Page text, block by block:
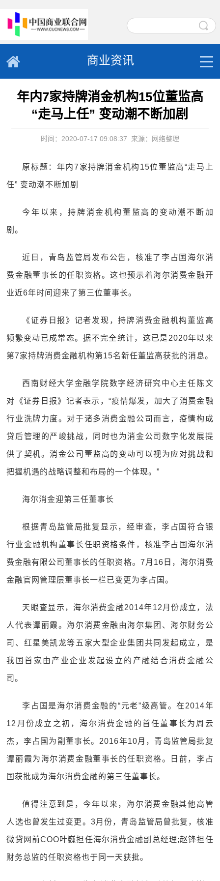
商业资讯
年内7家持牌消金机构15位董监高
“走马上任” 变动潮不断加剧
时间：2020-07-17 09:08:37 来源：网络整理
原标题：年内7家持牌消金机构15位董监高“走马上
任” 变动潮不断加剧
今年以来，持牌消金机构董监高的变动潮不断加
剧。
近日，青岛监管局发布公告，核准了李占国海尔消
费金融董事长的任职资格。这也预示着海尔消费金融开
业近6年时间迎来了第三位董事长。
《证券日报》记者发现，持牌消费金融机构董监高
频繁变动已成常态。据不完全统计，这已是2020年以来
第7家持牌消费金融机构第15名新任董监高获批的消息。
西南财经大学金融学院数字经济研究中心主任陈文
对《证券日报》记者表示，“疫情爆发，加大了消费金融
行业洗牌力度。对于诸多消费金融公司而言，疫情构成
贷后管理的严峻挑战，同时也为消金公司数字化发展提
供了契机。消金公司董监高的变动可以视为应对挑战和
把握机遇的战略调整和布局的一个体现。”
海尔消金迎第三任董事长
根据青岛监管局批复显示，经审查，李占国符合银
行业金融机构董事长任职资格条件，核准李占国海尔消
费金融有限公司董事长的任职资格。7月16日，海尔消费
金融官网管理层董事长一栏已变更为李占国。
天眼查显示，海尔消费金融2014年12月份成立，法
人代表谭丽霞。海尔消费金融由海尔集团、海尔财务公
司、红星美凯龙等五家大型企业集团共同发起成立，是
我国首家由产业企业发起设立的产融结合消费金融公
司。
李占国是海尔消费金融的“元老”级高管。在2014年
12月份成立之初，海尔消费金融的首任董事长为周云
杰，李占国为副董事长。2016年10月，青岛监管局批复
谭丽霞为海尔消费金融董事长的任职资格。日前，李占
国获批成为海尔消费金融的第三任董事长。
值得注意到是，今年以来，海尔消费金融其他高管
人选也曾发生过变更。3月份，青岛监管局曾批复，核准
微贷网前COO叶巍担任海尔消费金融副总经理;赵锋担任
财务总监的任职资格也于同一天获批。